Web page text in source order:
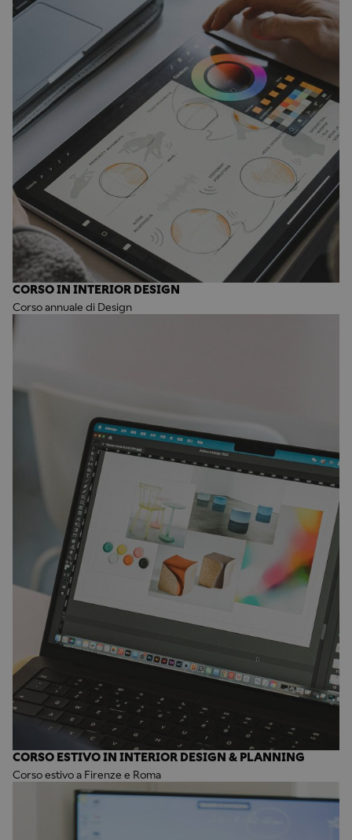
CORSO IN INTERIOR DESIGN
Corso annuale di Design
CORSO ESTIVO IN INTERIOR DESIGN & PLANNING
Corso estivo a Firenze e Roma